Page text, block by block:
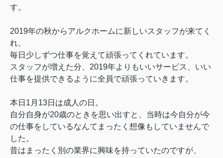
す。
2019年の秋からアルクホームに新しいスタッフが来てく
れ、
毎日少しずつ仕事を覚えて頑張ってくれています。
スタッフが増えた分、2019年よりもいいサービス、いい
仕事を提供できるように全員で頑張っていきます。
本日1月13日は成人の日。
自分自身が20歳のときを思い出すと、当時は今自分が今
の仕事をしているなんてまったく想像もしていませんで
した。
昔はまったく別の業界に興味を持っていたのですが、